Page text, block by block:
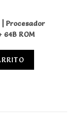
| Procesador
64B ROM